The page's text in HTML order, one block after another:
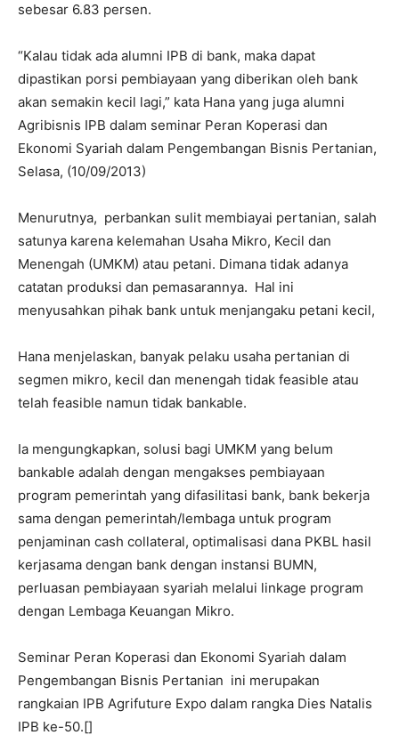
sebesar 6.83 persen.
“Kalau tidak ada alumni IPB di bank, maka dapat
dipastikan porsi pembiayaan yang diberikan oleh bank
akan semakin kecil lagi,” kata Hana yang juga alumni
Agribisnis IPB dalam seminar Peran Koperasi dan
Ekonomi Syariah dalam Pengembangan Bisnis Pertanian,
Selasa, (10/09/2013)
Menurutnya, perbankan sulit membiayai pertanian, salah
satunya karena kelemahan Usaha Mikro, Kecil dan
Menengah (UMKM) atau petani. Dimana tidak adanya
catatan produksi dan pemasarannya. Hal ini
menyusahkan pihak bank untuk menjangaku petani kecil,
Hana menjelaskan, banyak pelaku usaha pertanian di
segmen mikro, kecil dan menengah tidak feasible atau
telah feasible namun tidak bankable.
Ia mengungkapkan, solusi bagi UMKM yang belum
bankable adalah dengan mengakses pembiayaan
program pemerintah yang difasilitasi bank, bank bekerja
sama dengan pemerintah/lembaga untuk program
penjaminan cash collateral, optimalisasi dana PKBL hasil
kerjasama dengan bank dengan instansi BUMN,
perluasan pembiayaan syariah melalui linkage program
dengan Lembaga Keuangan Mikro.
Seminar Peran Koperasi dan Ekonomi Syariah dalam
Pengembangan Bisnis Pertanian ini merupakan
rangkaian IPB Agrifuture Expo dalam rangka Dies Natalis
IPB ke-50.[]